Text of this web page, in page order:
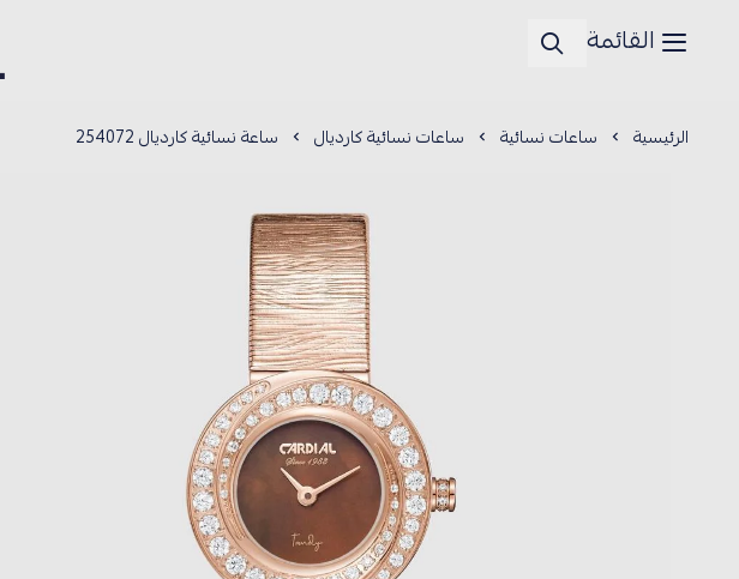
القائمة
الرئيسية ساعات نسائية ساعات نسائية كارديال ساعة نسائية كارديال 254072